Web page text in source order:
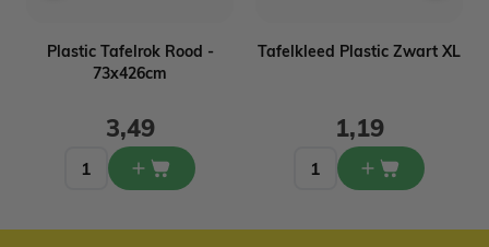
Plastic Tafelrok Rood -
73x426cm
3,49
Tafelkleed Plastic Zwart XL
1,19